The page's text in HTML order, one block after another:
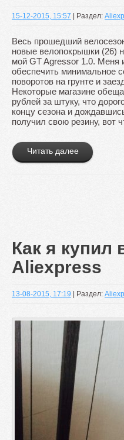
15-12-2015, 15:57 | Раздел:
Весь прошедший
новые велопокрышки (26)
мой GT Agressor 1.0. Меня
обеспечить минимальное
поворотов на грунте и
Некоторые магазине
рублей за штуку, что
концу сезона и
получил свою резину, вот
Читать далее
Как я купил
Aliexpress
13-08-2015, 17:19 | Раздел: